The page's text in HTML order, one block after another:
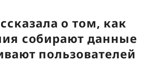
о том, как
собирают данные
пользователей